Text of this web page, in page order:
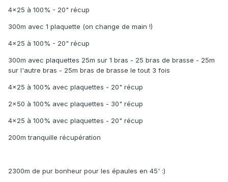
4x25 à 100% - 20" récup
300m avec 1 plaquette (on change de main !)
4x25 à 100% - 20" récup
300m avec plaquettes 25m sur 1 bras - 25 bras de brasse - 25m
sur l'autre bras - 25m bras de brasse le tout 3 fois
4x25 à 100% avec plaquettes - 20" récup
2x50 à 100% avec plaquettes - 30" récup
4x25 à 100% avec plaquettes - 20" récup
200m tranquille récupération
2300m de pur bonheur pour les épaules en 45' :)